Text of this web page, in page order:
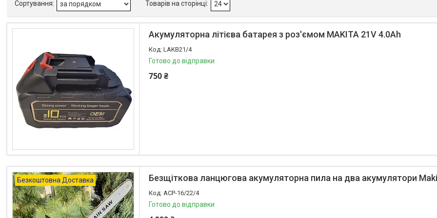
Акумуляторна літієва батарея з роз'ємом MAKITA 21V 4.0Ah
LAKB21/4
Готово до відправки
750 ₴
Безкоштовна Доставка Безщіткова ланцюгова акумуляторна пила на два акумулятори
ACP-16/22/4
Готово до відправки